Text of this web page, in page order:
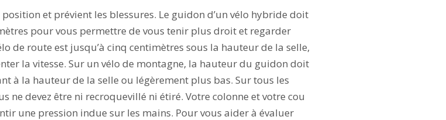
et prévient les blessures. Le guidon d’un vélo hybride doit
pour vous permettre de vous tenir plus droit et regarder
de route est jusqu’à cinq centimètres sous la hauteur de la selle,
la vitesse. Sur un vélo de montagne, la hauteur du guidon doit
à la hauteur de la selle ou légèrement plus bas. Sur tous les
ne devez être ni recroquevillé ni étiré. Votre colonne et votre cou
une pression indue sur les mains. Pour vous aider à évaluer